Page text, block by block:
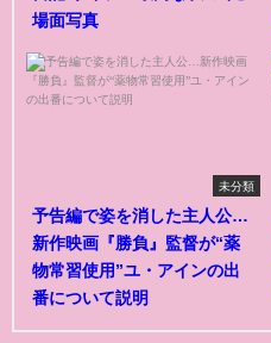
場面写真
未分類
予告編で姿を消した主人公…
新作映画『勝負』監督が“薬
物常習使用”ユ・アインの出
番について説明